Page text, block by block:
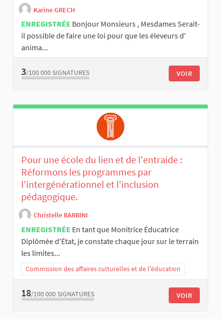
Karine GRECH
ENREGISTRÉE Bonjour Monsieurs , Mesdames Serait-
il possible de faire une loi pour que les éleveurs d'
anima...
3/100 000 SIGNATURES VOIR
Pour une école du lien et de l'entraide :
Réformons les programmes par
l'intergénérationnel et l'inclusion
pédagogique.
Christelle BARBINI
ENREGISTRÉE En tant que Monitrice Éducatrice
Diplômée d'État, je constate chaque jour sur le terrain
les limites...
Commission des affaires culturelles et de l'éducation
18/100 000 SIGNATURES VOIR